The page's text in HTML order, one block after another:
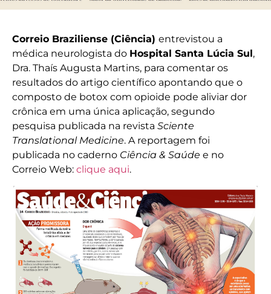
Correio Braziliense (Ciência) entrevistou a
médica neurologista do Hospital Santa Lúcia Sul,
Dra. Thaís Augusta Martins, para comentar os
resultados do artigo científico apontando que o
composto de botox com opioide pode aliviar dor
crônica em uma única aplicação, segundo
pesquisa publicada na revista Sciente
Translational Medicine. A reportagem foi
publicada no caderno Ciência & Saúde e no
Correio Web: clique aqui.